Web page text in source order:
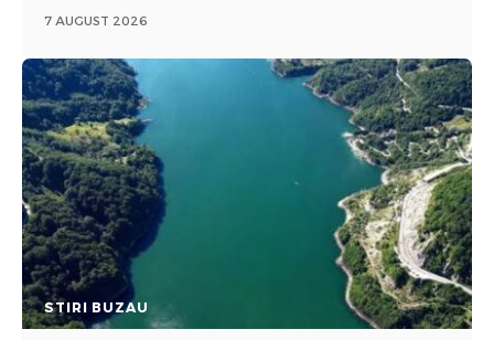
7 AUGUST 2026
STIRI BUZAU